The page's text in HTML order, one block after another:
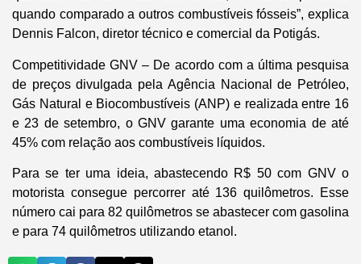
quando comparado a outros combustíveis fósseis”, explica
Dennis Falcon, diretor técnico e comercial da Potigás.
Competitividade GNV – De acordo com a última pesquisa
de preços divulgada pela Agência Nacional de Petróleo,
Gás Natural e Biocombustíveis (ANP) e realizada entre 16
e 23 de setembro, o GNV garante uma economia de até
45% com relação aos combustíveis líquidos.
Para se ter uma ideia, abastecendo R$ 50 com GNV o
motorista consegue percorrer até 136 quilômetros. Esse
número cai para 82 quilômetros se abastecer com gasolina
e para 74 quilômetros utilizando etanol.